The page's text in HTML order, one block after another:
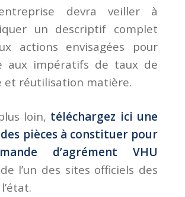
devra veiller à
un descriptif complet
actions envisagées pour
aux impératifs de taux de
et réutilisation matière.
loin, téléchargez ici une
pièces à constituer pour
d’agrément VHU
l’un des sites officiels des